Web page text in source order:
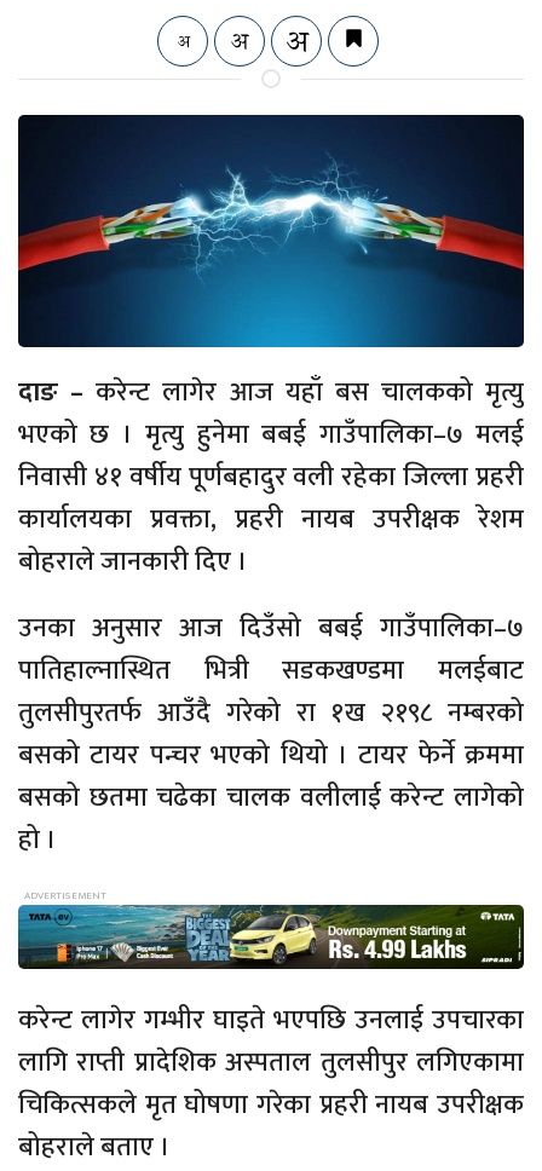
दाङ – करेन्ट लागेर आज यहाँ बस चालकको मृत्यु
भएको छ । मृत्यु हुनेमा बबई गाउँपालिका–७ मलई
निवासी ४१ वर्षीय पूर्णबहादुर वली रहेका जिल्ला प्रहरी
कार्यालयका प्रवक्ता, प्रहरी नायब उपरीक्षक रेशम
बोहराले जानकारी दिए ।
उनका अनुसार आज दिउँसो बबई गाउँपालिका–७
पातिहाल्नास्थित भित्री सडकखण्डमा मलईबाट
तुलसीपुरतर्फ आउँदै गरेको रा १ख २१९८ नम्बरको
बसको टायर पन्चर भएको थियो । टायर फेर्ने क्रममा
बसको छतमा चढेका चालक वलीलाई करेन्ट लागेको
हो ।
करेन्ट लागेर गम्भीर घाइते भएपछि उनलाई उपचारका
लागि राप्ती प्रादेशिक अस्पताल तुलसीपुर लगिएकामा
चिकित्सकले मृत घोषणा गरेका प्रहरी नायब उपरीक्षक
बोहराले बताए ।